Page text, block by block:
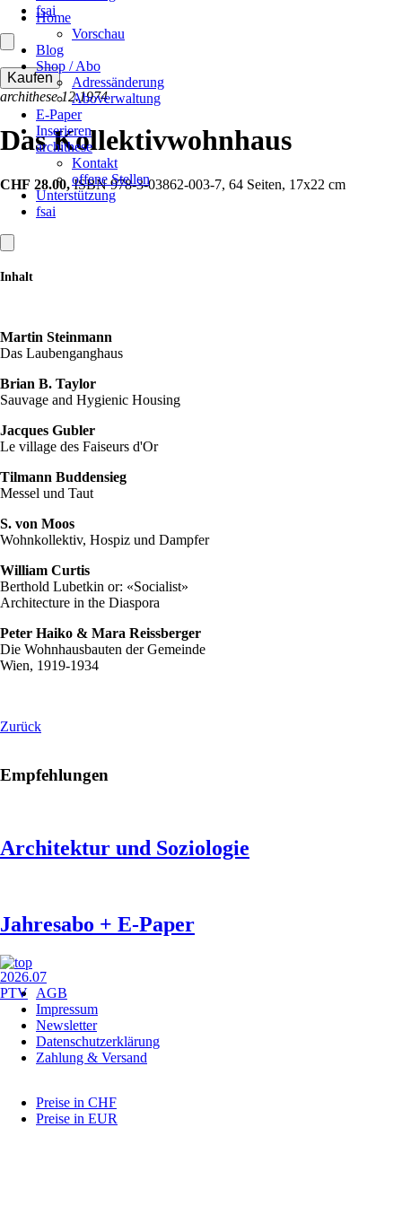
fsai
archithese 12.1974
Das Kollektivwohnhaus
CHF 28.00,ISBN 978-3-03862-003-7, 64 Seiten, 17x22 cm
Inhalt
Martin Steinmann
Das Laubenganghaus
Brian B. Taylor
Sauvage and Hygienic Housing
Jacques Gubler
Le village des Faiseurs d'Or
Tilmann Buddensieg
Messel und Taut
S. von Moos
Wohnkollektiv, Hospiz und Dampfer
William Curtis
Berthold Lubetkin or: «Socialist»
Architecture in the Diaspora
Peter Haiko & Mara Reissberger
Die Wohnhausbauten der Gemeinde
Wien, 1919-1934
Zurück
Empfehlungen
Architektur und Soziologie
Jahresabo + E-Paper
Navigation
überspringen
AGB
Impressum
Newsletter
Datenschutzerklärung
Zahlung & Versand
Preise in CHF
Preise in EUR
Home
Vorschau
Blog
Shop / Abo
Adressänderung
Aboverwaltung
E-Paper
Inserieren
archithese
Kontakt
offene Stellen
Unterstützung
fsai